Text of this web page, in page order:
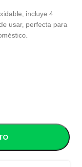
incluye 4
usar, perfecta para